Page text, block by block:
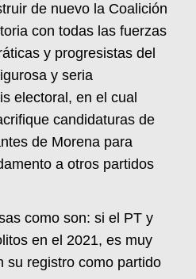
de nuevo la Coalición
con todas las fuerzas
y progresistas del
y seria
electoral, en el cual
candidaturas de
de Morena para
a otros partidos
como son: si el PT y
en el 2021, es muy
su registro como partido